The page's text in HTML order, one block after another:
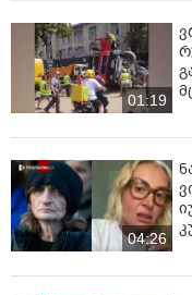
01:19
04:26